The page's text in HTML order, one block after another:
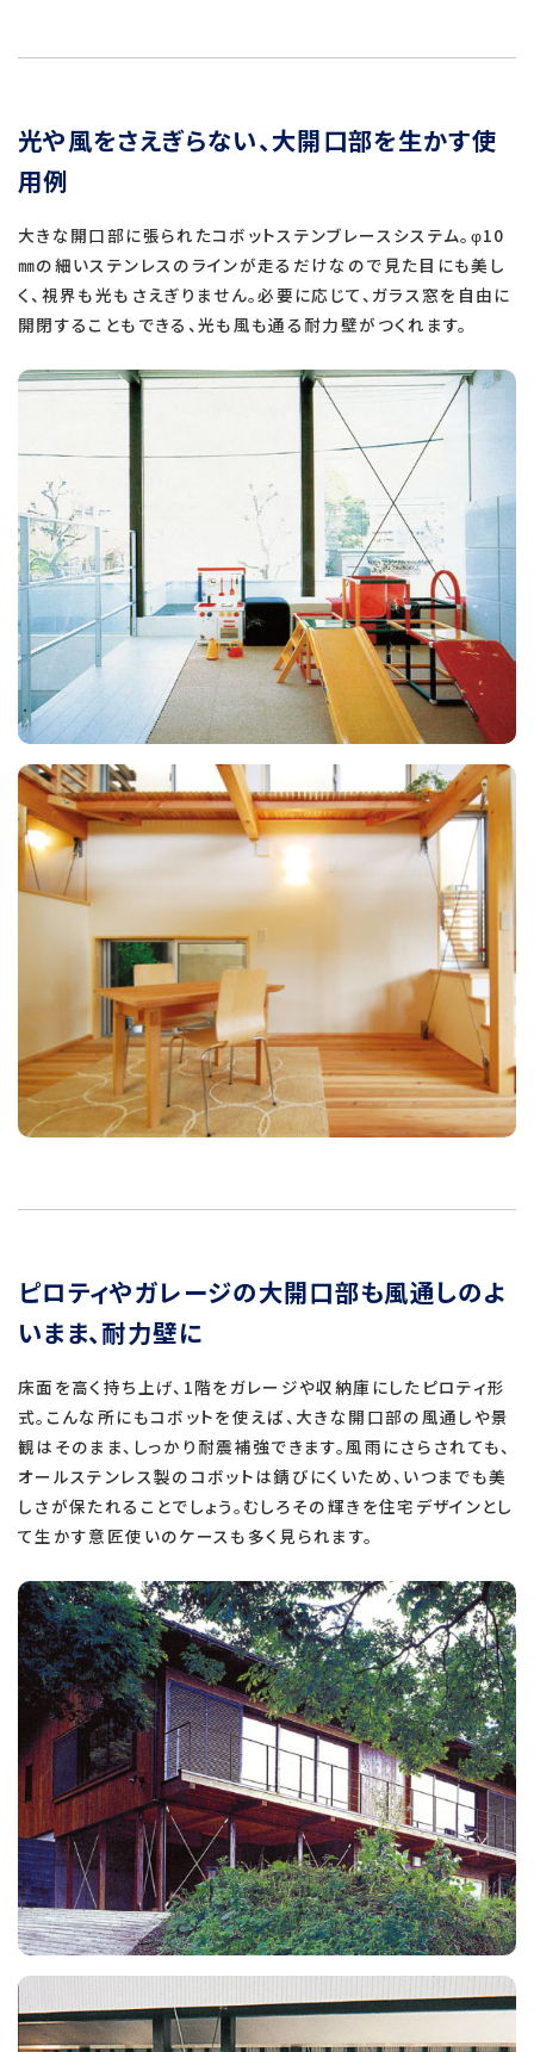
光や風をさえぎらない、大開口部を生かす使
用例
大きな開口部に張られたコボットステンブレースシステム。φ10
㎜の細いステンレスのラインが走るだけなので見た目にも美し
く、視界も光もさえぎりません。必要に応じて、ガラス窓を自由に
開閉することもできる、光も風も通る耐力壁がつくれます。
ピロティやガレージの大開口部も風通しのよ
いまま、耐力壁に
床面を高く持ち上げ、1階をガレージや収納庫にしたピロティ形
式。こんな所にもコボットを使えば、大きな開口部の風通しや景
観はそのまま、しっかり耐震補強できます。風雨にさらされても、
オールステンレス製のコボットは錆びにくいため、いつまでも美
しさが保たれることでしょう。むしろその輝きを住宅デザインとし
て生かす意匠使いのケースも多く見られます。